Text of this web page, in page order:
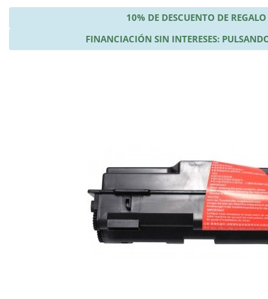
10% DE DESCUENTO DE
FINANCIACIÓN SIN INTERESES: